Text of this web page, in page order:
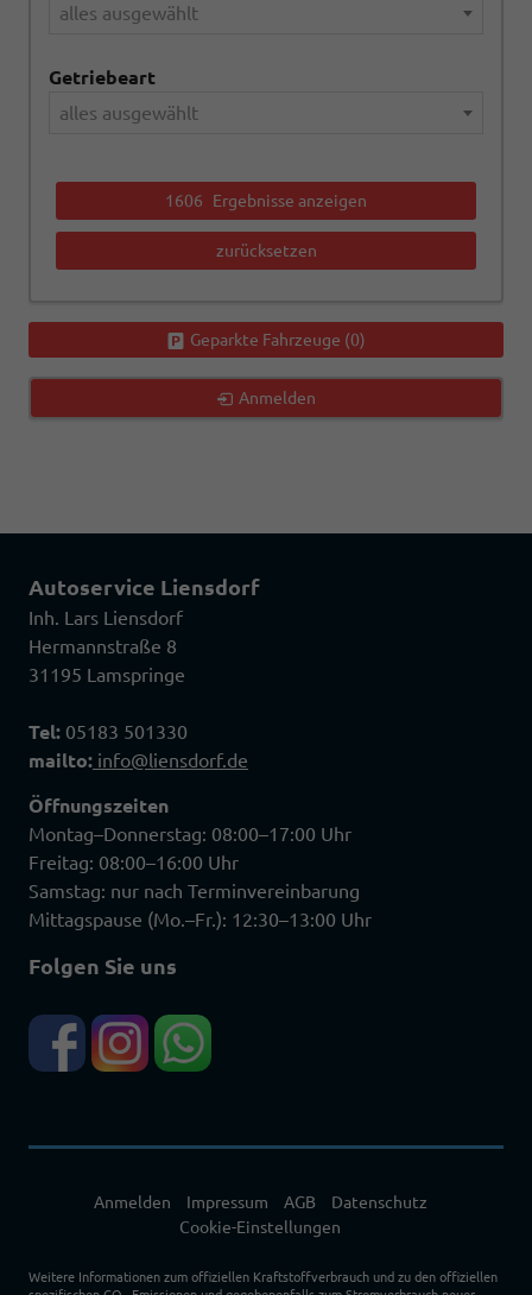
alles ausgewählt
Getriebeart
alles ausgewählt
1606 Ergebnisse anzeigen
zurücksetzen
Geparkte Fahrzeuge (0)
Anmelden
Autoservice Liensdorf
Inh. Lars Liensdorf
Hermannstraße 8
31195 Lamspringe
Tel: 05183 501330
mailto: info@liensdorf.de
Öffnungszeiten
Montag–Donnerstag: 08:00–17:00 Uhr
Freitag: 08:00–16:00 Uhr
Samstag: nur nach Terminvereinbarung
Mittagspause (Mo.–Fr.): 12:30–13:00 Uhr
Folgen Sie uns
Anmelden Impressum AGB
Datenschutz
Cookie-Einstellungen
Weitere Informationen zum offiziellen Kraftstoffverbrauch und zu den offiziellen